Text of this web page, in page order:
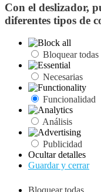
Con el deslizador,
diferentes tipos de
Bloquear todas
Necesarias
Funcionalidad
Análisis
Publicidad
Ocultar detalles
Guardar y cerrar